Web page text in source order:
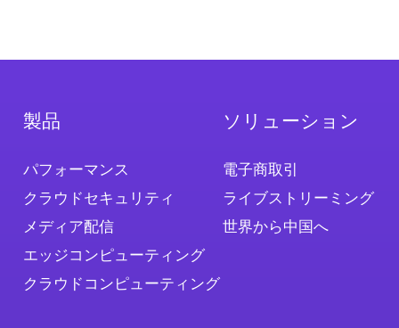
製品
パフォーマンス
クラウドセキュリティ
メディア配信
エッジコンピューティング
クラウドコンピューティング
ソリューション
電子商取引
ライブストリーミング
世界から中国へ